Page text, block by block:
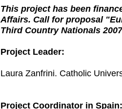
This project has been
Affairs. Call for proposal
Third Country Nationals
Project Leader:
Laura Zanfrini. Catholic
Project Coordinator in